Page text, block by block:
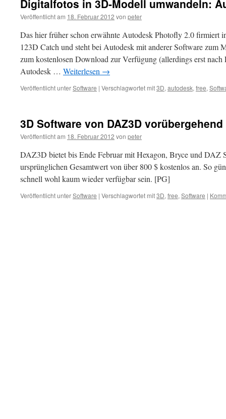
Digitalfotos in 3D-Modell umwandeln:
Veröffentlicht am 18. Februar 2012 von peter
Das hier früher schon erwähnte Autodesk Photofly 2.0 firmiert
123D Catch und steht bei Autodesk mit anderer Software zum
zum kostenlosen Download zur Verfügung (allerdings erst nach
Autodesk … Weiterlesen →
Veröffentlicht unterSoftware | Verschlagwortet mit3D, autodesk, free,
3D Software von DAZ3D
Veröffentlicht am 18. Februar 2012 von peter
DAZ3D bietet bis Ende Februar mit Hexagon, Bryce und DAZ
ursprünglichen Gesamtwert von über 800 $ kostenlos an. So
schnell wohl kaum wieder verfügbar sein. [PG]
Veröffentlicht unterSoftware | Verschlagwortet mit3D, free, Software |